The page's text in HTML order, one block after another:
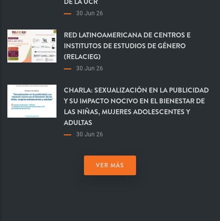
30 Jun 26
RED LATINOAMERICANA DE CENTROS E
INSTITUTOS DE ESTUDIOS DE GÉNERO
(RELACIEG)
30 Jun 26
CHARLA: SEXUALIZACIÓN EN LA PUBLICIDAD
Y SU IMPACTO NOCIVO EN EL BIENESTAR DE
LAS NIÑAS, MUJERES ADOLESCENTES Y
ADULTAS
30 Jun 26
VER MÁS